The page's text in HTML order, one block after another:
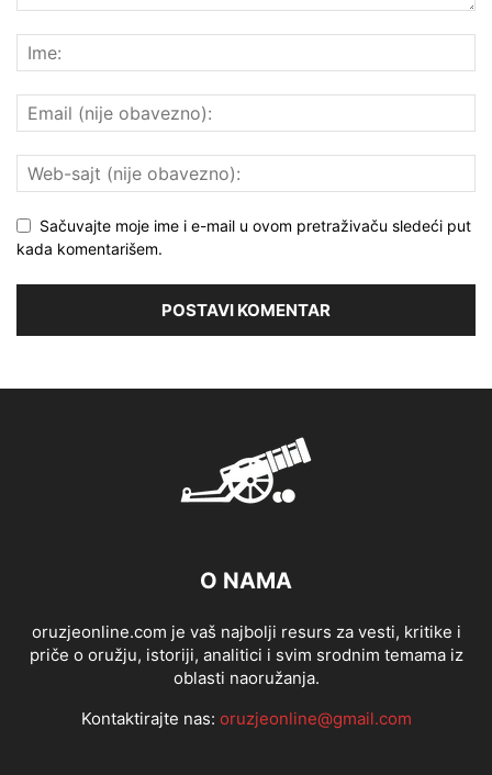
Sačuvajte moje ime i e-mail u ovom pretraživaču sledeći put
kada komentarišem.
O NAMA
oruzjeonline.com je vaš najbolji resurs za vesti, kritike i
priče o oružju, istoriji, analitici i svim srodnim temama iz
oblasti naoružanja.
Kontaktirajte nas: oruzjeonline@gmail.com